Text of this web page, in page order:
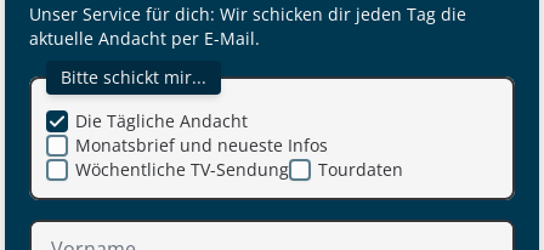
Unser Service für dich: Wir schicken dir jeden Tag die
aktuelle Andacht per E-Mail.
Bitte schickt mir...
Monatsbrief und neueste Infos
Die Tägliche Andacht
Wöchentliche TV-Sendung Tourdaten